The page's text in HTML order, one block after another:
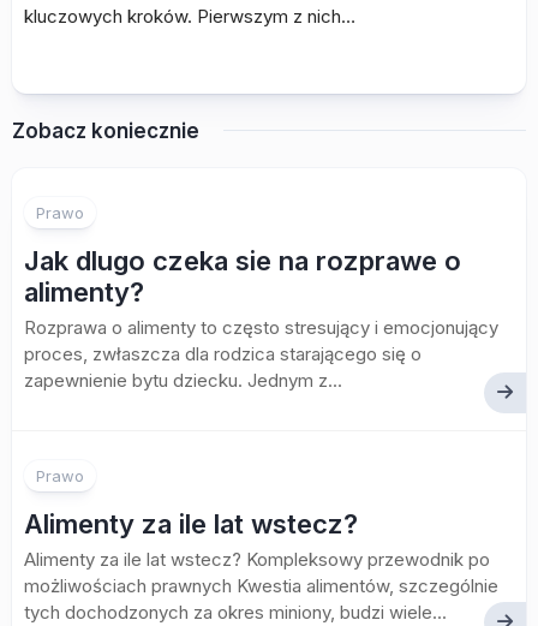
kluczowych kroków. Pierwszym z nich…
Zobacz koniecznie
Prawo
Jak dlugo czeka sie na rozprawe o
alimenty?
Rozprawa o alimenty to często stresujący i emocjonujący
proces, zwłaszcza dla rodzica starającego się o
zapewnienie bytu dziecku. Jednym z...
Prawo
Alimenty za ile lat wstecz?
Alimenty za ile lat wstecz? Kompleksowy przewodnik po
możliwościach prawnych Kwestia alimentów, szczególnie
tych dochodzonych za okres miniony, budzi wiele...